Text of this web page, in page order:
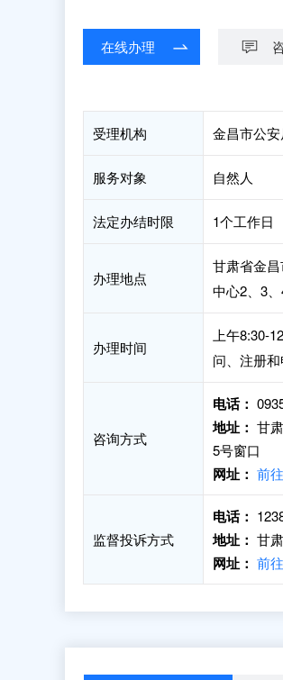
在线办理
受理机构 金昌市公安
服务对象 自然人
法定办结时限 1个工作日
办理地点
甘肃省金
中心2、3
办理时间
上午8:30-
问、注册
咨询方式
电话：
地址： 甘
5号窗口
网址： 前
监督投诉方式
电话：
地址： 甘
网址： 前